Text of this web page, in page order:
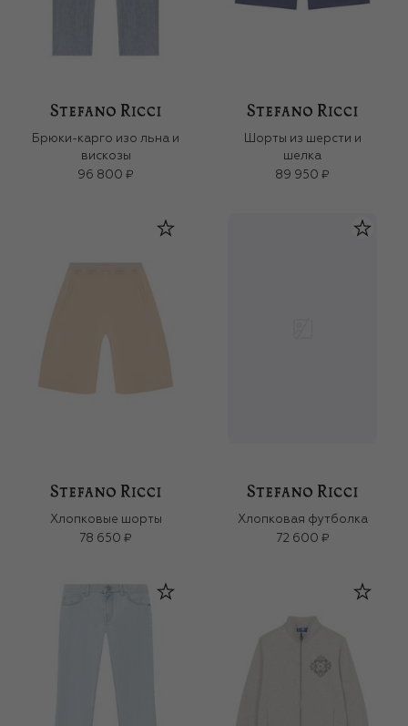
Брюки-карго изо льна и
вискозы
96 800 ₽
Шорты из шерсти и
шелка
89 950 ₽
Хлопковые шорты
78 650 ₽
Хлопковая футболка
72 600 ₽